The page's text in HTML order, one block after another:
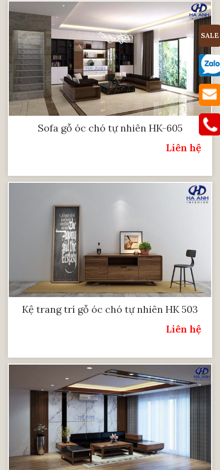
Sofa gỗ óc chó tự nhiên HK-605
Liên hệ
Kệ trang trí gỗ óc chó tự nhiên HK 503
Liên hệ
SALE